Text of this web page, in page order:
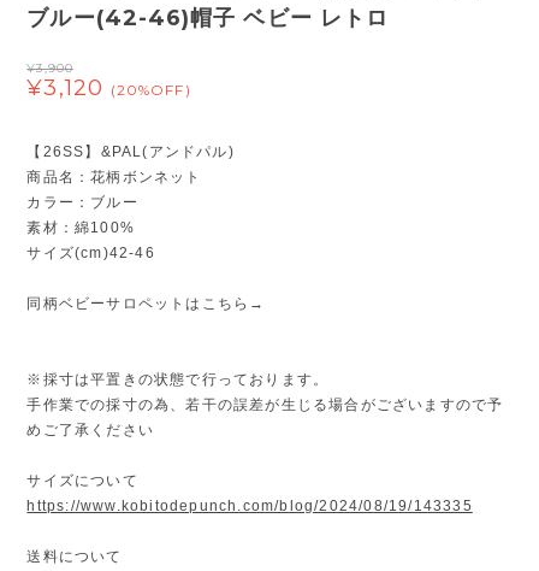
ブルー(42-46)帽子 ベビー レトロ
¥3,900
¥3,120 (20%OFF)
【26SS】&PAL(アンドパル)
商品名：花柄ボンネット
カラー：ブルー
素材：綿100%
サイズ(cm)42-46
同柄ベビーサロペットはこちら→
※採寸は平置きの状態で行っております。
手作業での採寸の為、若干の誤差が生じる場合がございますので予
めご了承ください
サイズについて
https://www.kobitodepunch.com/blog/2024/08/19/143335
送料について